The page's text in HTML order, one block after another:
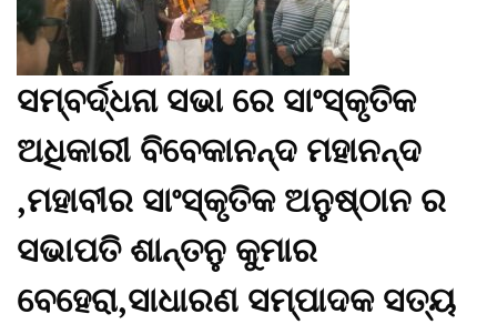
ସମ୍ବର୍ଦ୍ଧନା ସଭା ରେ ସାଂସ୍କୃତିକ
ଅଧିକାରୀ ବିବେକାନନ୍ଦ ମହାନନ୍ଦ
,ମହାବୀର ସାଂସ୍କୃତିକ ଅନୁଷ୍ଠାନ ର
ସଭାପତି ଶାନ୍ତନୁ କୁମାର
ବେହେରା,ସାଧାରଣ ସମ୍ପାଦକ ସତ୍ୟ